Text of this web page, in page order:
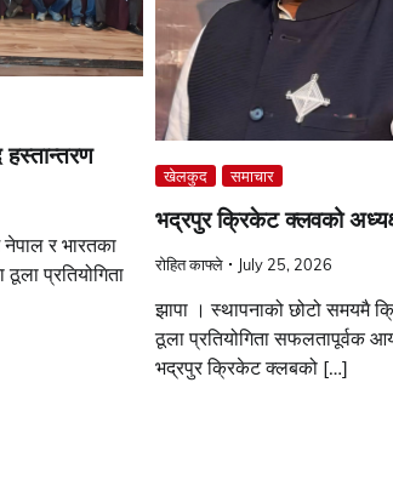
र भारतका
प्रतियोगिता
खेलकुद समाचार
भद्रपुर क्रिकेट क्लवको
रोहित काफ्ले July 25, 2026
झापा । स्थापनाको छोटो समयमै
ठूला प्रतियोगिता सफलतापूर्वक
भद्रपुर क्रिकेट क्लबको […]